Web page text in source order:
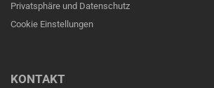
Privatsphäre und Datenschutz
Cookie Einstellungen
KONTAKT